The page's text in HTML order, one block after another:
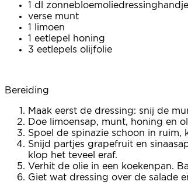
1 dl zonnebloemoliedressinghandje
verse munt
1 limoen
1 eetlepel honing
3 eetlepels olijfolie
Bereiding
Maak eerst de dressing: snij de
Doe limoensap, munt, honing en
Spoel de spinazie schoon in ruim,
Snijd partjes grapefruit en
klop het teveel eraf.
Verhit de olie in een koekenpan.
Giet wat dressing over de salade